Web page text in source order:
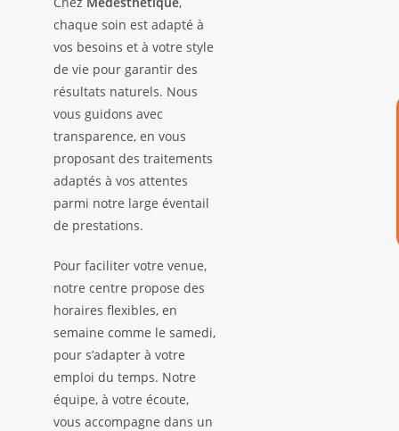
chaque soin est adapté à
vos besoins et à votre style
de vie pour garantir des
résultats naturels. Nous
vous guidons avec
transparence, en vous
proposant des traitements
adaptés à vos attentes
parmi notre large éventail
de prestations.
Pour faciliter votre venue,
notre centre propose des
horaires flexibles, en
semaine comme le samedi,
pour s’adapter à votre
emploi du temps. Notre
équipe, à votre écoute,
vous accompagne dans un